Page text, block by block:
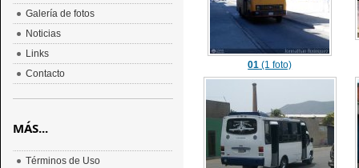
01 (1 foto)
Galería de fotos
Noticias
Links
Contacto
MÁS...
Términos de Uso